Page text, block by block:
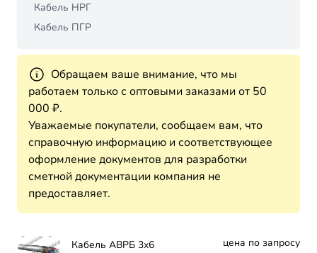
Кабель НРГ
Кабель ПГР
Обращаем ваше внимание, что мы
работаем только с оптовыми заказами от 50
000 ₽.
Уважаемые покупатели, сообщаем вам, что
справочную информацию и соответствующее
оформление документов для разработки
сметной документации компания не
предоставляет.
Кабель АВРБ 3х6 цена по запросу